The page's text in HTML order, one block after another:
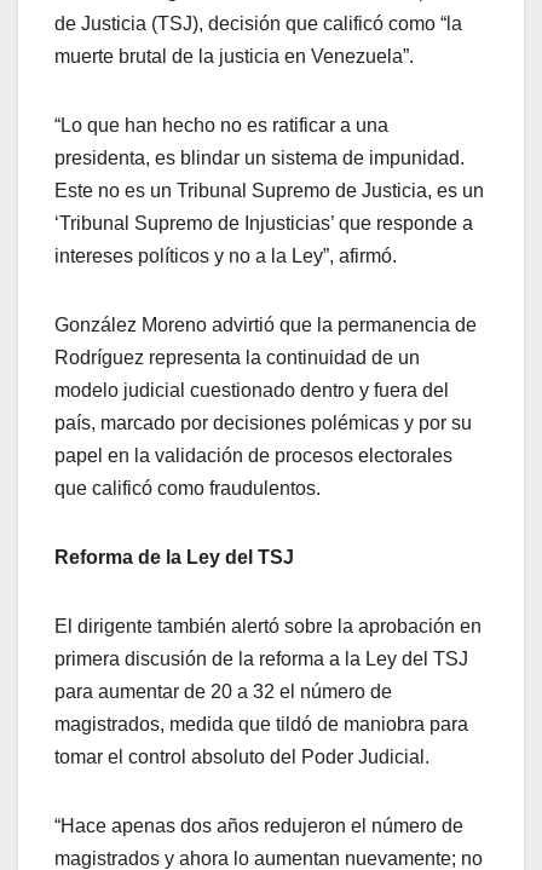
de Justicia (TSJ), decisión que calificó como “la
muerte brutal de la justicia en Venezuela”.
​“Lo que han hecho no es ratificar a una
presidenta, es blindar un sistema de impunidad.
Este no es un Tribunal Supremo de Justicia, es un
‘Tribunal Supremo de Injusticias’ que responde a
intereses políticos y no a la Ley”, afirmó.
​González Moreno advirtió que la permanencia de
Rodríguez representa la continuidad de un
modelo judicial cuestionado dentro y fuera del
país, marcado por decisiones polémicas y por su
papel en la validación de procesos electorales
que calificó como fraudulentos.
Reforma de la Ley del TSJ
​El dirigente también alertó sobre la aprobación en
primera discusión de la reforma a la Ley del TSJ
para aumentar de 20 a 32 el número de
magistrados, medida que tildó de maniobra para
tomar el control absoluto del Poder Judicial.
​“Hace apenas dos años redujeron el número de
magistrados y ahora lo aumentan nuevamente; no